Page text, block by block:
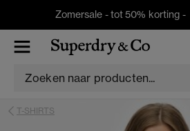
Zomersale - tot 50% korting -
T-SHIRTS